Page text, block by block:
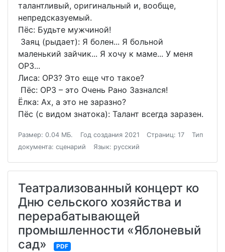
талантливый, оригинальный и, вообще,
непредсказуемый.
Пёс: Будьте мужчиной!
Заяц (рыдает): Я болен... Я больной
маленький зайчик... Я хочу к маме... У меня
ОРЗ...
Лиса: ОРЗ? Это еще что такое?
Пёс: ОРЗ – это Очень Рано Зазнался!
Ёлка: Ах, а это не заразно?
Пёс (с видом знатока): Талант всегда заразен.
Размер: 0.04 МБ. Год создания 2021 Страниц: 17
Тип
документа: сценарий
Язык: русский
Театрализованный концерт ко
Дню сельского хозяйства и
перерабатывающей
промышленности «Яблоневый
сад»
PDF